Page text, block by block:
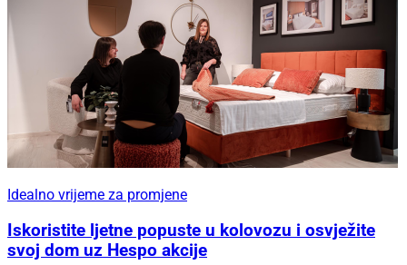
Idealno vrijeme za promjene
Iskoristite ljetne popuste u kolovozu i osvježite
svoj dom uz Hespo akcije